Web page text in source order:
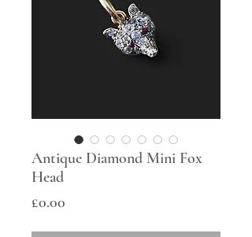
Antique Diamond Mini Fox
Head
£0.00